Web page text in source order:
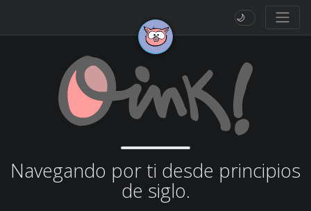
🌙
Navegando por ti desde principios
de siglo.